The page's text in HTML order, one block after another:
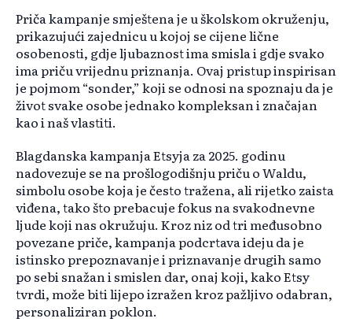
Priča kampanje smještena je u školskom okruženju,
prikazujući zajednicu u kojoj se cijene lične
osobenosti, gdje ljubaznost ima smisla i gdje svako
ima priču vrijednu priznanja. Ovaj pristup inspirisan
je pojmom “sonder,” koji se odnosi na spoznaju da je
život svake osobe jednako kompleksan i značajan
kao i naš vlastiti.
Blagdanska kampanja Etsyja za 2025. godinu
nadovezuje se na prošlogodišnju priču o Waldu,
simbolu osobe koja je često tražena, ali rijetko zaista
viđena, tako što prebacuje fokus na svakodnevne
ljude koji nas okružuju. Kroz niz od tri međusobno
povezane priče, kampanja podcrtava ideju da je
istinsko prepoznavanje i priznavanje drugih samo
po sebi snažan i smislen dar, onaj koji, kako Etsy
tvrdi, može biti lijepo izražen kroz pažljivo odabran,
personaliziran poklon.